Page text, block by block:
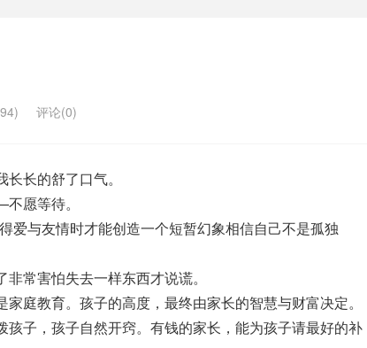
评论(0)
长的舒了口气。
愿等待。
爱与友情时才能创造一个短暂幻象相信自己不是孤独
常害怕失去一样东西才说谎。
庭教育。孩子的高度，最终由家长的智慧与财富决定。
子，孩子自然开窍。有钱的家长，能为孩子请最好的补